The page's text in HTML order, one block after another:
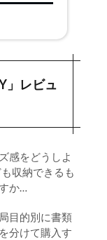
ズ
を出しちゃ
」レビュ
感をどうしよ
収納できるも
か…
目的別に書類
分けて購入す